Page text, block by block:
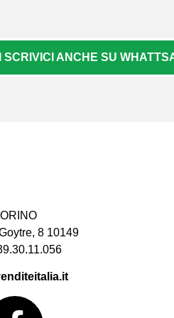
ANCHE SU
8 10149